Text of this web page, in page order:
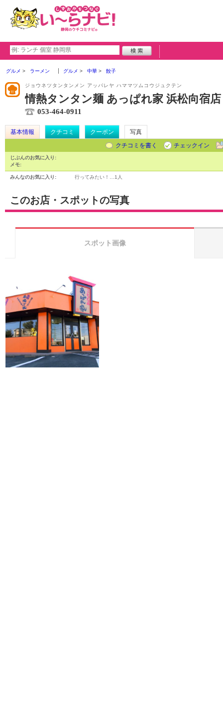
グルメ ラーメン グルメ 中華 餃子
ジョウネツタンタンメン アッパレヤ ハママツムコウジュクテン
情熱タンタン麺 あっぱれ家 浜松向宿店
053-464-0911
基本情報 クチコミ クーポン
写真
クチコミを書く
チェックイン
じぶんのお気に入り:
メモ:
みんなのお気に入り: 行ってみたい！… 1人
このお店・スポットの写真
スポット画像